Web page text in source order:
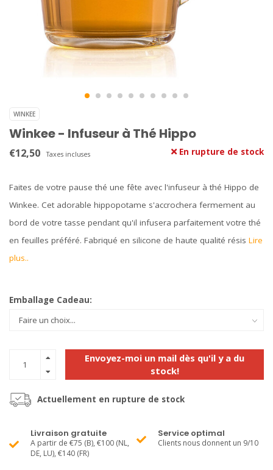
WINKEE
Winkee - Infuseur à Thé Hippo
€12,50 Taxes incluses En rupture de stock
Faites de votre pause thé une fête avec l'infuseur à thé Hippo de
Winkee. Cet adorable hippopotame s'accrochera fermement au
bord de votre tasse pendant qu'il infusera parfaitement votre thé
en feuilles préféré. Fabriqué en silicone de haute qualité résis Lire
plus..
Emballage Cadeau:
Envoyez-moi un mail dès qu'il y a du
stock!
Actuellement en rupture de stock
Livraison gratuite
A partir de €75 (B), €100 (NL,
DE, LU), €140 (FR)
Service optimal
Clients nous donnent un 9/10